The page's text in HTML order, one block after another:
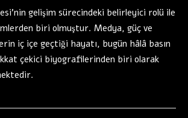
gelişim sürecindeki belirleyici rolü ile
biri olmuştur. Medya, güç ve
iç içe geçtiği hayatı, bugün hâlâ basın
çekici biyografilerinden biri olarak